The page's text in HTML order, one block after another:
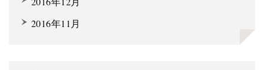
2016年11月